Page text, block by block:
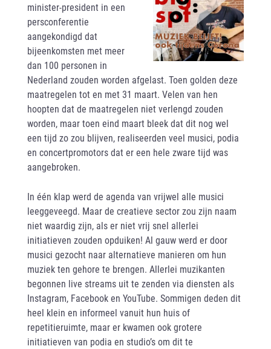
minister-president in een
persconferentie
aangekondigd dat
bijeenkomsten met meer
dan 100 personen in
Nederland zouden worden afgelast. Toen golden deze
maatregelen tot en met 31 maart. Velen van hen
hoopten dat de maatregelen niet verlengd zouden
worden, maar toen eind maart bleek dat dit nog wel
een tijd zo zou blijven, realiseerden veel musici, podia
en concertpromotors dat er een hele zware tijd was
aangebroken.
In één klap werd de agenda van vrijwel alle musici
leeggeveegd. Maar de creatieve sector zou zijn naam
niet waardig zijn, als er niet vrij snel allerlei
initiatieven zouden opduiken! Al gauw werd er door
musici gezocht naar alternatieve manieren om hun
muziek ten gehore te brengen. Allerlei muzikanten
begonnen live streams uit te zenden via diensten als
Instagram, Facebook en YouTube. Sommigen deden dit
heel klein en informeel vanuit hun huis of
repetitieruimte, maar er kwamen ook grotere
initiatieven van podia en studio’s om dit te